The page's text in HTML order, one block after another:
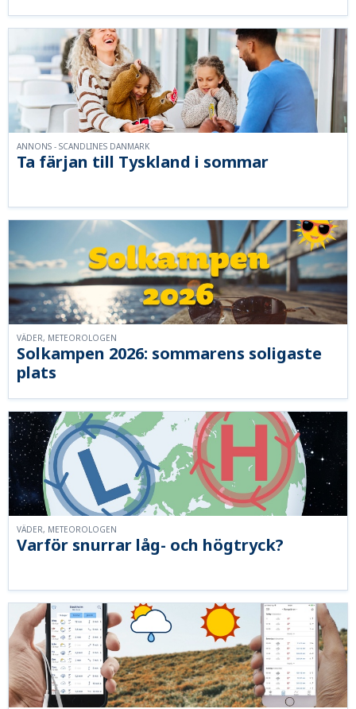
Ta färjan till Tyskland i sommar
ANNONS - SCANDLINES DANMARK
Solkampen 2026: sommarens soligaste
plats
VÄDER, METEOROLOGEN
Varför snurrar låg- och högtryck?
VÄDER, METEOROLOGEN